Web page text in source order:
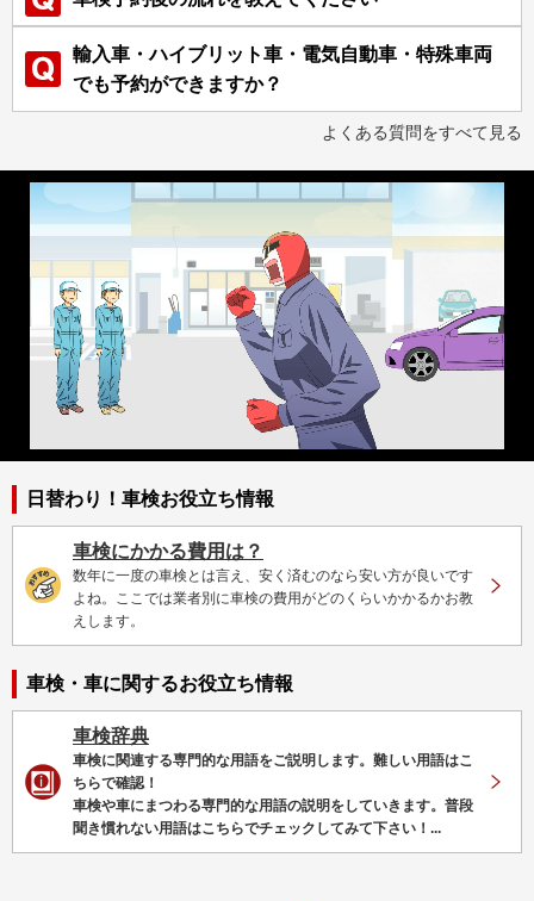
輸入車・ハイブリット車・電気自動車・特殊車両
でも予約ができますか？
よくある質問をすべて見る
日替わり！車検お役立ち情報
車検にかかる費用は？
数年に一度の車検とは言え、安く済むのなら安い方が良いです
よね。ここでは業者別に車検の費用がどのくらいかかるかお教
えします。
車検・車に関するお役立ち情報
車検辞典
車検に関連する専門的な用語をご説明します。難しい用語はこ
ちらで確認！
車検や車にまつわる専門的な用語の説明をしていきます。普段
聞き慣れない用語はこちらでチェックしてみて下さい！...